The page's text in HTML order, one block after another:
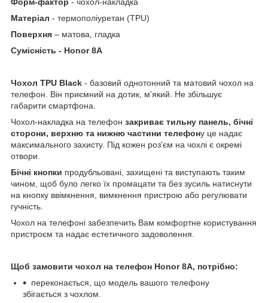
Форм-фактор - чохол-накладка
Матеріал - термополіуретан (TPU)
Поверхня – матова, гладка
Сумісність - Honor 8A
Чохол TPU Black - базовий однотонний та матовий чохол на
телефон. Він приємний на дотик, м'який. Не збільшує
габарити смартфона.
Чохол-накладка на телефон закриває тильну панель, бічні
сторони, верхню та нижню частини телефону це надає
максимального захисту. Під кожен роз'єм на чохлі є окремі
отвори.
Бічні кнопки продубльовані, захищені та виступають таким
чином, щоб було легко їх промацати та без зусиль натиснути
на кнопку ввімкнення, вимкнення пристрою або регулювати
гучність.
Чохол на телефоні забезпечить Вам комфортне користування
пристроєм та надає естетичного задоволення.
Щоб замовити чохол на телефон Honor 8A, потрібно:
переконається, що модель вашого телефону
збігається з чохлом.